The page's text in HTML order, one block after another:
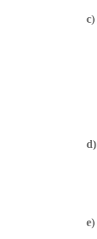
c)
d)
e)